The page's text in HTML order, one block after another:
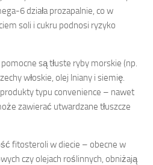
6 działa prozapalnie, co w
soli i cukru podnosi ryzyko
są tłuste ryby morskie (np.
włoskie, olej lniany i siemię.
typu convenience – nawet
zawierać utwardzane tłuszcze
fitosteroli w diecie – obecne w
czy olejach roślinnych, obniżają